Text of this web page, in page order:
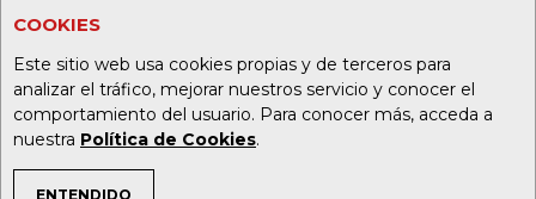
COOKIES
Este sitio web usa cookies propias y de terceros para
analizar el tráfico, mejorar nuestros servicio y conocer el
comportamiento del usuario. Para conocer más, acceda a
nuestra Política de Cookies.
ENTENDIDO